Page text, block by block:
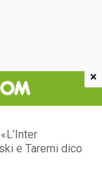
e Taremi dico
×